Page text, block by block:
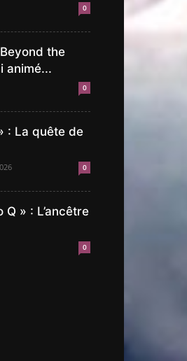
0
the
animé...
0
: La quête de
0
» : L’ancêtre
0